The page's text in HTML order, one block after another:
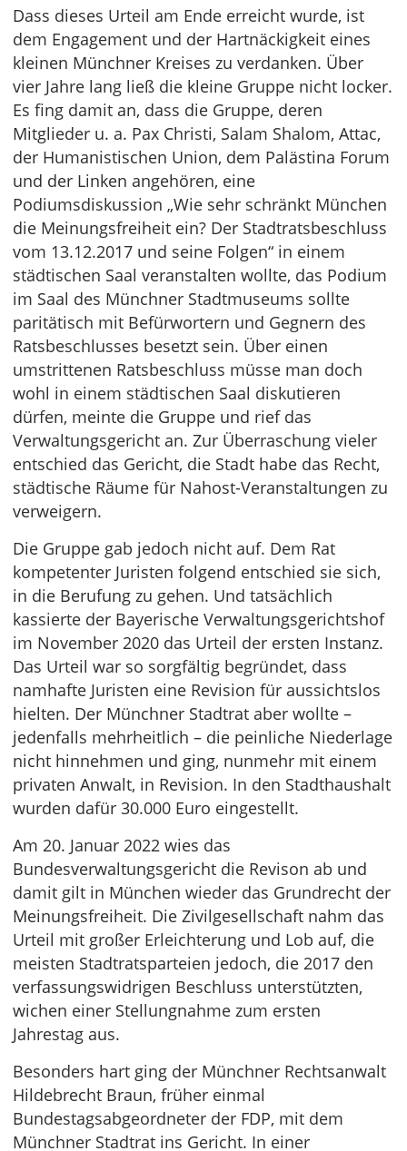
Dass dieses Urteil am Ende erreicht wurde, ist
dem Engagement und der Hartnäckigkeit eines
kleinen Münchner Kreises zu verdanken. Über
vier Jahre lang ließ die kleine Gruppe nicht locker.
Es fing damit an, dass die Gruppe, deren
Mitglieder u. a. Pax Christi, Salam Shalom, Attac,
der Humanistischen Union, dem Palästina Forum
und der Linken angehören, eine
Podiumsdiskussion „Wie sehr schränkt München
die Meinungsfreiheit ein? Der Stadtratsbeschluss
vom 13.12.2017 und seine Folgen“ in einem
städtischen Saal veranstalten wollte, das Podium
im Saal des Münchner Stadtmuseums sollte
paritätisch mit Befürwortern und Gegnern des
Ratsbeschlusses besetzt sein. Über einen
umstrittenen Ratsbeschluss müsse man doch
wohl in einem städtischen Saal diskutieren
dürfen, meinte die Gruppe und rief das
Verwaltungsgericht an. Zur Überraschung vieler
entschied das Gericht, die Stadt habe das Recht,
städtische Räume für Nahost-Veranstaltungen zu
verweigern.
Die Gruppe gab jedoch nicht auf. Dem Rat
kompetenter Juristen folgend entschied sie sich,
in die Berufung zu gehen. Und tatsächlich
kassierte der Bayerische Verwaltungsgerichtshof
im November 2020 das Urteil der ersten Instanz.
Das Urteil war so sorgfältig begründet, dass
namhafte Juristen eine Revision für aussichtslos
hielten. Der Münchner Stadtrat aber wollte –
jedenfalls mehrheitlich – die peinliche Niederlage
nicht hinnehmen und ging, nunmehr mit einem
privaten Anwalt, in Revision. In den Stadthaushalt
wurden dafür 30.000 Euro eingestellt.
Am 20. Januar 2022 wies das
Bundesverwaltungsgericht die Revison ab und
damit gilt in München wieder das Grundrecht der
Meinungsfreiheit. Die Zivilgesellschaft nahm das
Urteil mit großer Erleichterung und Lob auf, die
meisten Stadtratsparteien jedoch, die 2017 den
verfassungswidrigen Beschluss unterstützten,
wichen einer Stellungnahme zum ersten
Jahrestag aus.
Besonders hart ging der Münchner Rechtsanwalt
Hildebrecht Braun, früher einmal
Bundestagsabgeordneter der FDP, mit dem
Münchner Stadtrat ins Gericht. In einer